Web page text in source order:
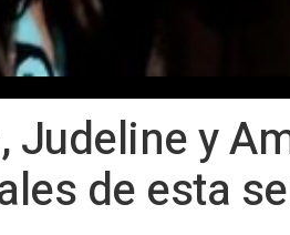
Judeline y
de esta